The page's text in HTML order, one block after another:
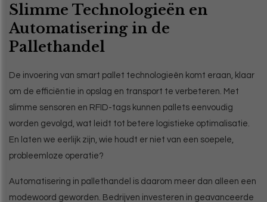
Slimme Technologieën en
Automatisering in de
Pallethandel
De invoering van smart pallet technologieën komt eraan, klaar
om de efficiëntie in opslag en transport te verbeteren. Met
slimme sensoren en RFID-tags kunnen pallets eenvoudig
worden gevolgd, wat leidt tot betere logistieke optimalisatie.
En laten we eerlijk zijn, wie houdt er niet van een soepele,
probleemloze operatie?
Automatisering in pallethandel is daarom meer dan alleen een
modewoord geworden. Bedrijven investeren in geavanceerde